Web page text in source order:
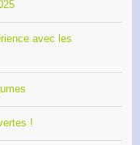
avec les
!